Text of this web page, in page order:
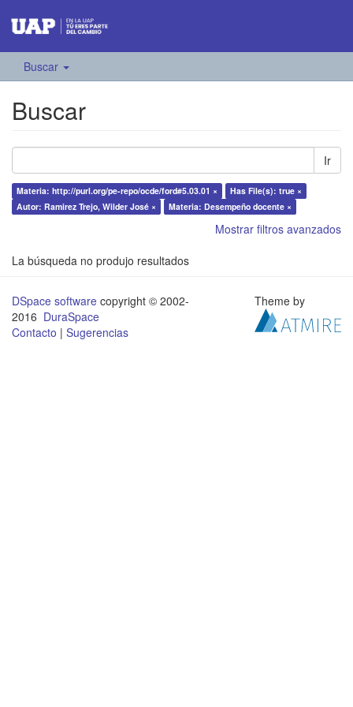
Buscar
Buscar
Ir
Materia: http://purl.org/pe-repo/ocde/ford#5.03.01 ×
Has File(s): true ×
Autor: Ramirez Trejo, Wilder José ×
Materia: Desempeño docente ×
Mostrar filtros avanzados
La búsqueda no produjo resultados
DSpace software copyright © 2002-
2016 DuraSpace
Contacto | Sugerencias
Theme by